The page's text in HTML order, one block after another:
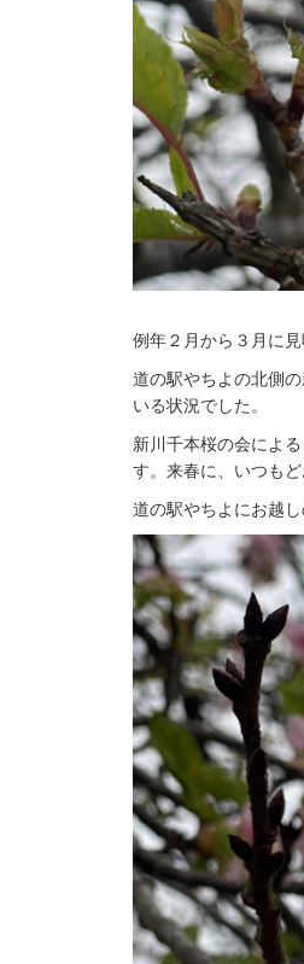
例年２月から３月に
道の駅やちよの北側
いる状況でした。
新川千本桜の会によ
す。来春に、いつも
道の駅やちよにお越